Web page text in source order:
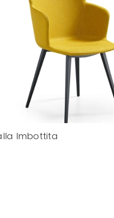
Imbottita